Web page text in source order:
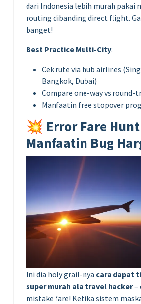
dari Indonesia lebih murah pakai
routing dibanding direct flight.
banget!
Best Practice Multi-City:
Cek rute via hub airlines
Bangkok, Dubai)
Compare one-way vs round-
Manfaatin free stopover
💥 Error Fare
Manfaatin Bug
Ini dia holy grail-nya cara dapat
super murah ala travel hacker–
mistake fare! Ketika sistem